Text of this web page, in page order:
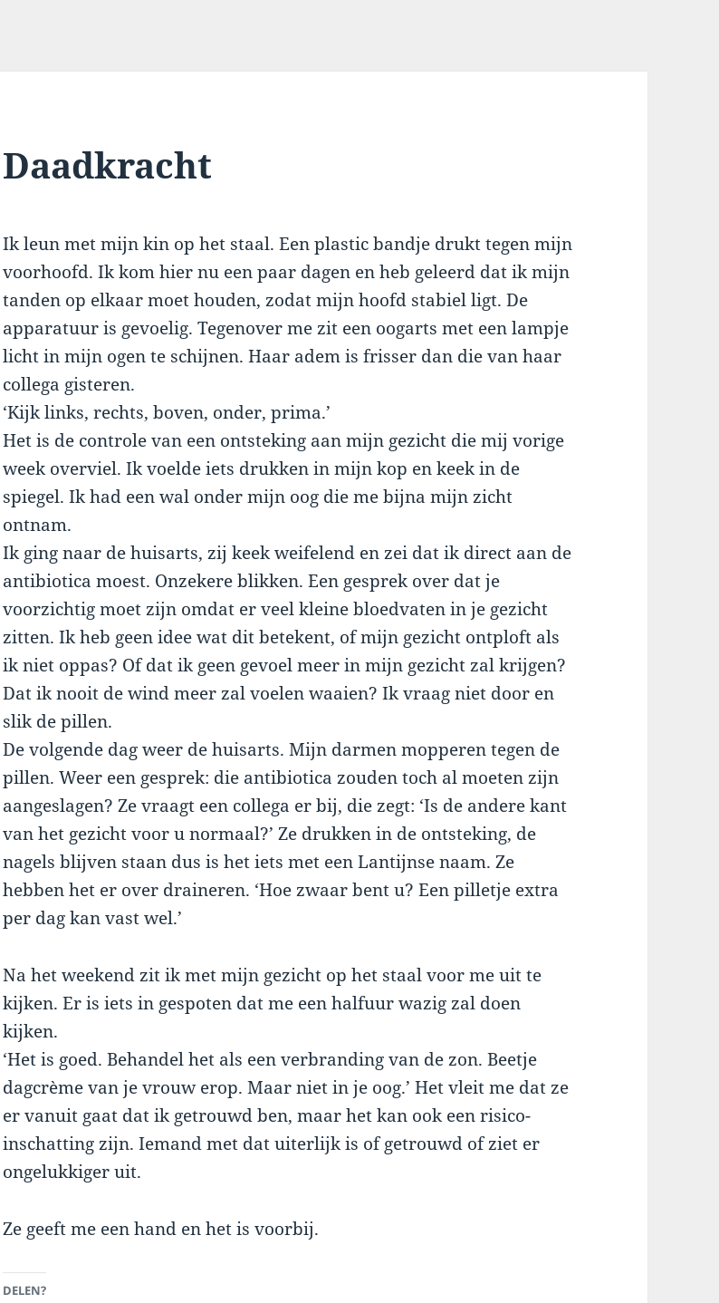
Daadkracht
Ik leun met mijn kin op het staal. Een plastic bandje drukt tegen mijn
voorhoofd. Ik kom hier nu een paar dagen en heb geleerd dat ik mijn
tanden op elkaar moet houden, zodat mijn hoofd stabiel ligt. De
apparatuur is gevoelig. Tegenover me zit een oogarts met een lampje
licht in mijn ogen te schijnen. Haar adem is frisser dan die van haar
collega gisteren.
‘Kijk links, rechts, boven, onder, prima.’
Het is de controle van een ontsteking aan mijn gezicht die mij vorige
week overviel. Ik voelde iets drukken in mijn kop en keek in de
spiegel. Ik had een wal onder mijn oog die me bijna mijn zicht
ontnam.
Ik ging naar de huisarts, zij keek weifelend en zei dat ik direct aan de
antibiotica moest. Onzekere blikken. Een gesprek over dat je
voorzichtig moet zijn omdat er veel kleine bloedvaten in je gezicht
zitten. Ik heb geen idee wat dit betekent, of mijn gezicht ontploft als
ik niet oppas? Of dat ik geen gevoel meer in mijn gezicht zal krijgen?
Dat ik nooit de wind meer zal voelen waaien? Ik vraag niet door en
slik de pillen.
De volgende dag weer de huisarts. Mijn darmen mopperen tegen de
pillen. Weer een gesprek: die antibiotica zouden toch al moeten zijn
aangeslagen? Ze vraagt een collega er bij, die zegt: ‘Is de andere kant
van het gezicht voor u normaal?’ Ze drukken in de ontsteking, de
nagels blijven staan dus is het iets met een Lantijnse naam. Ze
hebben het er over draineren. ‘Hoe zwaar bent u? Een pilletje extra
per dag kan vast wel.’
Na het weekend zit ik met mijn gezicht op het staal voor me uit te
kijken. Er is iets in gespoten dat me een halfuur wazig zal doen
kijken.
‘Het is goed. Behandel het als een verbranding van de zon. Beetje
dagcrème van je vrouw erop. Maar niet in je oog.’ Het vleit me dat ze
er vanuit gaat dat ik getrouwd ben, maar het kan ook een risico-
inschatting zijn. Iemand met dat uiterlijk is of getrouwd of ziet er
ongelukkiger uit.
Ze geeft me een hand en het is voorbij.
DELEN?